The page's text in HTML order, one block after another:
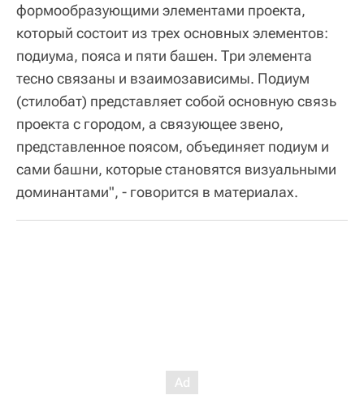
формообразующими элементами проекта,
который состоит из трех основных элементов:
подиума, пояса и пяти башен. Три элемента
тесно связаны и взаимозависимы. Подиум
(стилобат) представляет собой основную связь
проекта с городом, а связующее звено,
представленное поясом, объединяет подиум и
сами башни, которые становятся визуальными
доминантами", - говорится в материалах.